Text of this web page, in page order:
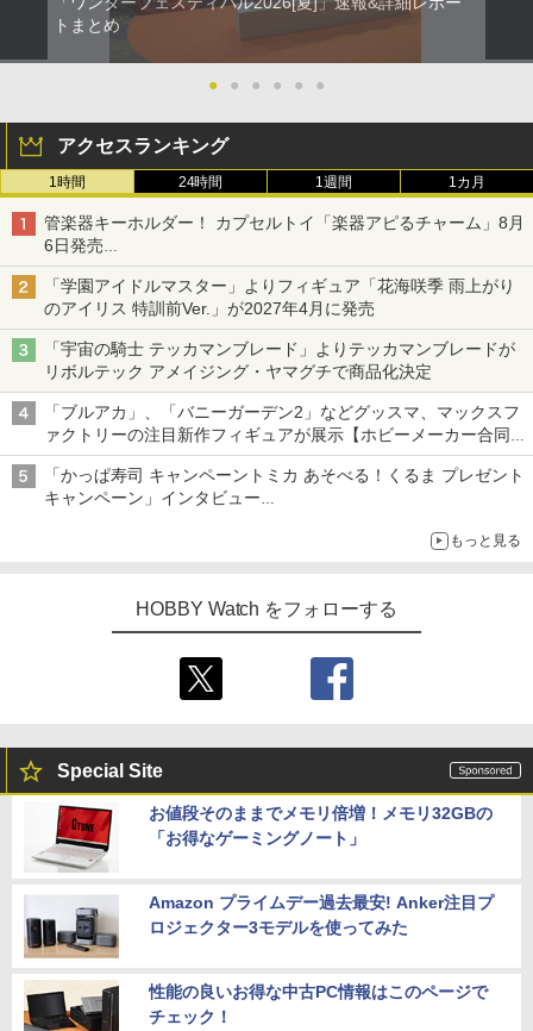
トまとめ
● ● ● ● ● ●
アクセスランキング
1時間 24時間 1週間 1カ月
管楽器キーホルダー！ カプセルトイ「楽器アピるチャーム」8月
6日発売
チューバ、テナサクなど5種各3色
「学園アイドルマスター」よりフィギュア「花海咲季 雨上がり
のアイリス 特訓前Ver.」が2027年4月に発売
「宇宙の騎士 テッカマンブレード」よりテッカマンブレードが
リボルテック アメイジング・ヤマグチで商品化決定
「ブルアカ」、「バニーガーデン2」などグッスマ、マックスフ
ァクトリーの注目新作フィギュアが展示【ホビーメーカー合同展
示会】
「かっぱ寿司 キャンペーントミカ あそべる！くるま プレゼント
キャンペーン」インタビュー
もっと見る
HOBBY Watch をフォローする
Special Site
お値段そのままでメモリ倍増！メモリ32GBの
「お得なゲーミングノート」
Amazon プライムデー過去最安! Anker注目プ
ロジェクター3モデルを使ってみた
性能の良いお得な中古PC情報はこのページで
チェック！